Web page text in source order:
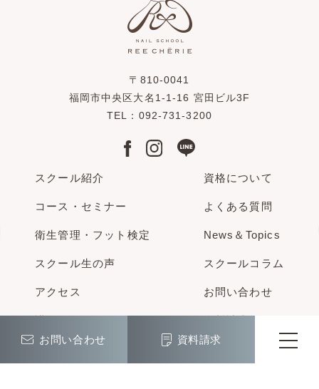
〒810-0041
福岡市中央区大名1-1-16 宮田ビル3F
TEL：092-731-3200
スクール紹介
コース・セミナー
衛生管理・フット検定
スクール生の声
アクセス
資格について
よくある質問
News＆Topics
スクールコラム
お問い合わせ
お問い合わせ
資料請求